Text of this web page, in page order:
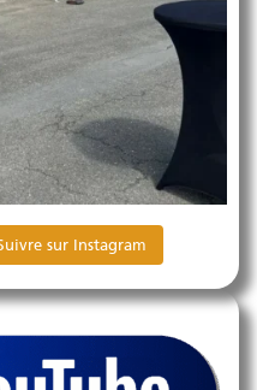
sur Instagram